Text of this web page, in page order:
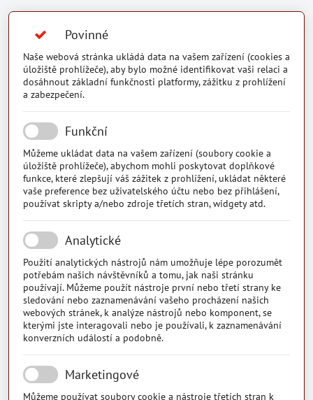
Povinné
Naše webová stránka ukládá data na vašem zařízení (cookies a
úložiště prohlížeče), aby bylo možné identifikovat vaši relaci a
dosáhnout základní funkčnosti platformy, zážitku z prohlížení
a zabezpečení.
Funkční
Můžeme ukládat data na vašem zařízení (soubory cookie a
úložiště prohlížeče), abychom mohli poskytovat doplňkové
funkce, které zlepšují váš zážitek z prohlížení, ukládat některé
vaše preference bez uživatelského účtu nebo bez přihlášení,
používat skripty a/nebo zdroje třetích stran, widgety atd.
Analytické
Použití analytických nástrojů nám umožňuje lépe porozumět
potřebám našich návštěvníků a tomu, jak naši stránku
používají. Můžeme použít nástroje první nebo třetí strany ke
sledování nebo zaznamenávání vašeho procházení našich
webových stránek, k analýze nástrojů nebo komponent, se
kterými jste interagovali nebo je používali, k zaznamenávání
konverzních událostí a podobně.
Marketingové
Můžeme používat soubory cookie a nástroje třetích stran k